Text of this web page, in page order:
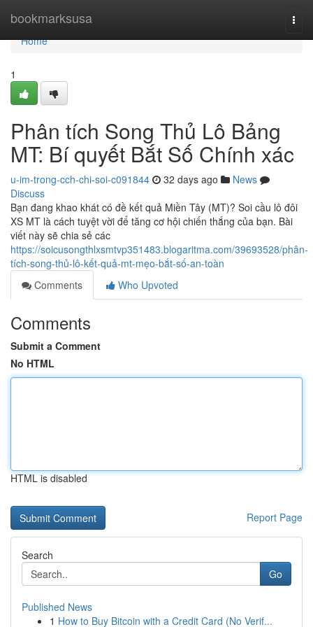
bookmarksusa
Home
Home
1
Phân tích Song Thủ Lô Bảng
MT: Bí quyết Bắt Số Chính xác
u-im-trong-cch-chi-soi-c091844 32 days ago
News
Discuss
Bạn đang khao khát có đề kết quả Miền Tây (MT)? Soi cầu lô đôi
XS MT là cách tuyệt vời để tăng cơ hội chiến thắng của bạn. Bài
viết này sẽ chia sẻ các
https://soicusongthlxsmtvp351483.blogaritma.com/39693528/phân-
tích-song-thủ-lô-kết-quả-mt-mẹo-bắt-số-an-toàn
Comments
Who Upvoted
Comments
Submit a Comment
No HTML
HTML is disabled
Report Page
Search
Go
Published News
1 How to Buy Bitcoin with a Credit Card (No Verif...